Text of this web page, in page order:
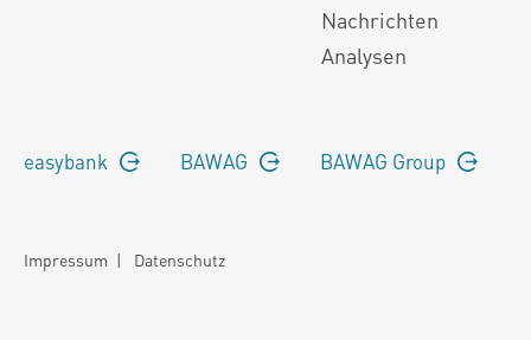
Nachrichten
Analysen
easybank BAWAG BAWAG Group
Impressum | Datenschutz